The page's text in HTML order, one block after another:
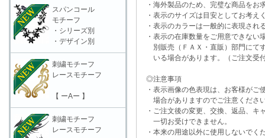
・海外製品のため、完璧な商品をお
・表示のサイズは目安としてお考え
・表示のカラーは一般的に表現され
・表示の在庫数量をご用意できな
別販売（ＦＡＸ・直販）部門にて
いる場合があります。（ご注文受
◎注意事項
・表示画像の色表現は、お客様がご
場合がありますのでご注意くださ
・ご注文後の変更、交換、返品、キ
一切お受けできません。
・本来の用途以外に使用しないでく
スパンコール
モチーフ
・シリーズ別
・デザイン別
刺繍モチーフ
レースモチーフ
【 ーAー 】
刺繍モチーフ
レースモチーフ